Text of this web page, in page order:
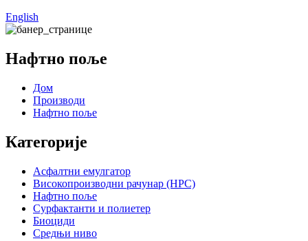
English
Нафтно поље
Дом
Производи
Нафтно поље
Категорије
Асфалтни емулгатор
Високопроизводни рачунар (HPC)
Нафтно поље
Сурфактанти и полиетер
Биоциди
Средњи ниво